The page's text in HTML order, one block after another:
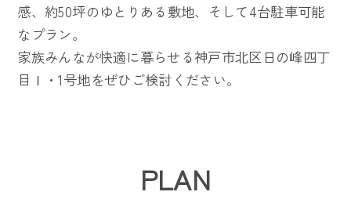
感、約50坪のゆとりある敷地、そして4台駐車可能
なプラン。
家族みんなが快適に暮らせる神戸市北区日の峰四丁
目Ⅰ・1号地をぜひご検討ください。
PLAN